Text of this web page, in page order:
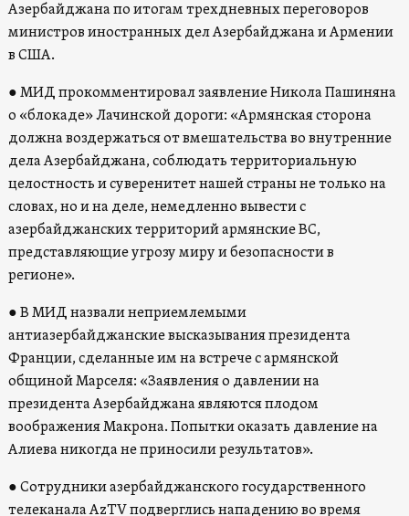
Азербайджана по итогам трехдневных переговоров
министров иностранных дел Азербайджана и Армении
в США.
● МИД прокомментировал заявление Никола Пашиняна
о «блокаде» Лачинской дороги: «Армянская сторона
должна воздержаться от вмешательства во внутренние
дела Азербайджана, соблюдать территориальную
целостность и суверенитет нашей страны не только на
словах, но и на деле, немедленно вывести с
азербайджанских территорий армянские ВС,
представляющие угрозу миру и безопасности в
регионе».
● В МИД назвали неприемлемыми
антиазербайджанские высказывания президента
Франции, сделанные им на встрече с армянской
общиной Марселя: «Заявления о давлении на
президента Азербайджана являются плодом
воображения Макрона. Попытки оказать давление на
Алиева никогда не приносили результатов».
● Сотрудники азербайджанского государственного
телеканала AzTV подверглись нападению во время